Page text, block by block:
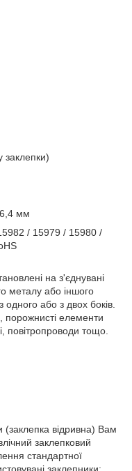
заклепки)
мм
/ 15979 / 15980 /
на з'єднувані
металу або іншого
одного або з двох боків.
порожнисті елементи
повітропроводи тощо.
(заклепка відривна) Вам
заклепковий
стандартної
заклепники: